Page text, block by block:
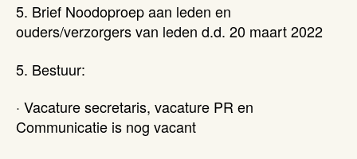
5. Brief Noodoproep aan leden en
ouders/verzorgers van leden d.d. 20 maart 2022
5. Bestuur:
· Vacature secretaris, vacature PR en
Communicatie is nog vacant